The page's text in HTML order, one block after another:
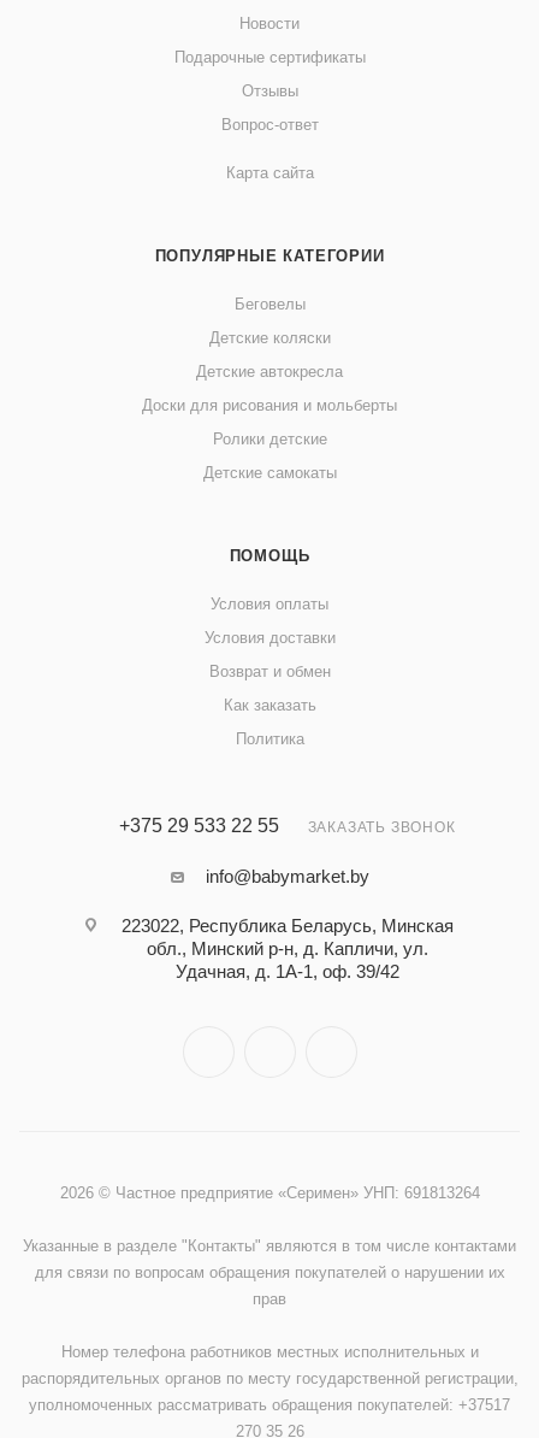
Новости
Подарочные сертификаты
Отзывы
Вопрос-ответ
Карта сайта
ПОПУЛЯРНЫЕ КАТЕГОРИИ
Беговелы
Детские коляски
Детские автокресла
Доски для рисования и мольберты
Ролики детские
Детские самокаты
ПОМОЩЬ
Условия оплаты
Условия доставки
Возврат и обмен
Как заказать
Политика
+375 29 533 22 55 ЗАКАЗАТЬ ЗВОНОК
info@babymarket.by
223022, Республика Беларусь, Минская
обл., Минский р-н, д. Капличи, ул.
Удачная, д. 1А-1, оф. 39/42
2026 © Частное предприятие «Серимен» УНП: 691813264
Указанные в разделе "Контакты" являются в том числе контактами
для связи по вопросам обращения покупателей о нарушении их
прав
Номер телефона работников местных исполнительных и
распорядительных органов по месту государственной регистрации,
уполномоченных рассматривать обращения покупателей: +37517
270 35 26